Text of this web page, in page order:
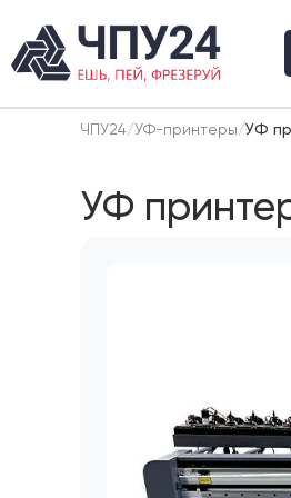
ЧПУ24/УФ-принтеры/УФ
УФ